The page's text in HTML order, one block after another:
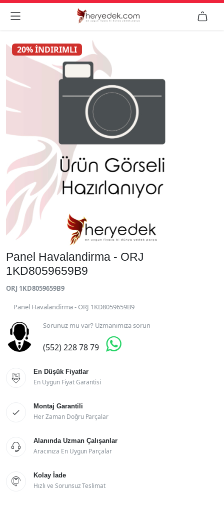
 
20% İNDIRIMLI
Panel Havalandirma - ORJ
1KD8059659B9
ORJ 1KD8059659B9
Panel Havalandirma - ORJ 1KD8059659B9
Sorunuz mu var? Uzmanımıza sorun
(552) 228 78 79 

En Düşük Fiyatlar
En Uygun Fiyat Garantisi

Montaj Garantili
Her Zaman Doğru Parçalar

Alanında Uzman Çalışanlar
Aracınıza En Uygun Parçalar

Kolay İade
Hızlı ve Sorunsuz Teslimat